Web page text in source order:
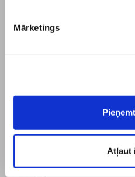
Mārketings
Atļaut
NOTEIKUMI
ZepterClub - Noteikumi
Lietotāja rokasgrāmatas